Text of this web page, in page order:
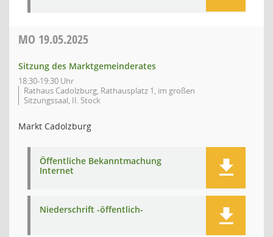
MO 19.05.2025
Sitzung des Marktgemeinderates
18:30-19:30 Uhr
Rathaus Cadolzburg, Rathausplatz 1, im großen
Sitzungssaal, II. Stock
Markt Cadolzburg
Öffentliche Bekanntmachung
Internet
Niederschrift -öffentlich-